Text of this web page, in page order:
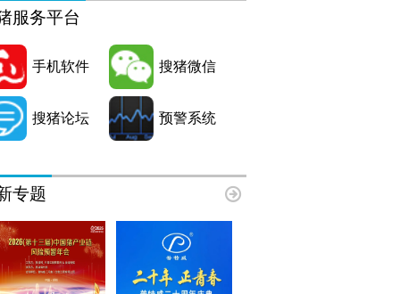
服务平台
手机软件 搜猪微信
搜猪论坛 预警系统
专题